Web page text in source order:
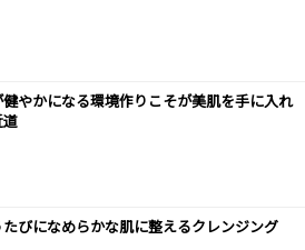
健やかになる環境作りこそが美肌を手に入れ
びになめらかな肌に整えるクレンジング